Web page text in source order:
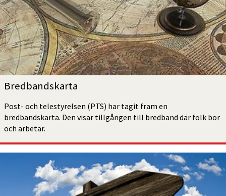
Bredbands­karta
Post- och telestyrelsen (PTS) har tagit fram en
bredbandskarta. Den visar tillgången till bredband där folk bor
och arbetar.